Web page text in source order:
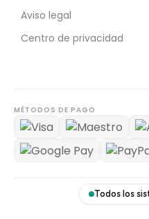
Aviso legal
Centro de privacidad
MÉTODOS DE PAGO
Todos los